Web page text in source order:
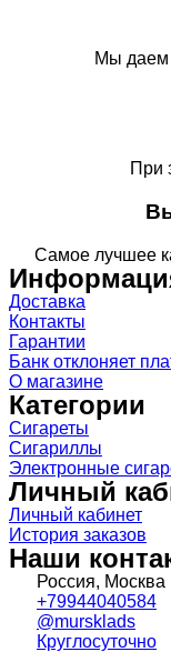
Мы даем
При
Самое лучшее
Доставка
Контакты
Гарантии
Банк отклоняет
О магазине
Категории
Сигареты
Сигариллы
Электронные
Личный
Личный кабинет
История заказов
Наши
Россия, Москва
+79944040584
@mursklads
Круглосуточно